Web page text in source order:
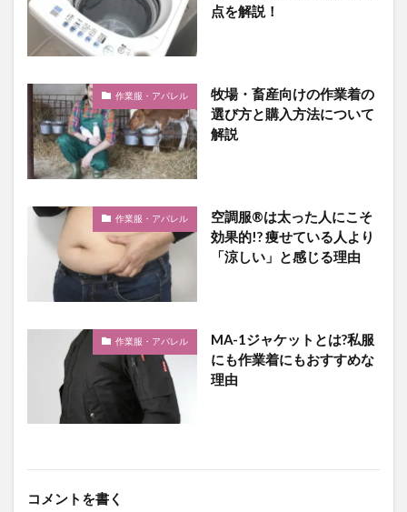
点を解説！
作業服・アパレル
牧場・畜産向けの作業着の
選び方と購入方法について
解説
作業服・アパレル
空調服®は太った人にこそ
効果的!? 痩せている人より
「涼しい」と感じる理由
作業服・アパレル
MA-1ジャケットとは?私服
にも作業着にもおすすめな
理由
コメントを書く